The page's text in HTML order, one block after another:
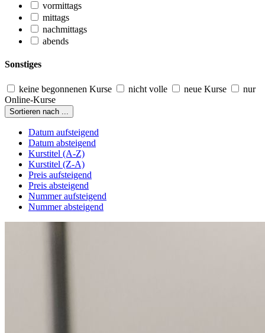
vormittags
mittags
nachmittags
abends
Sonstiges
keine begonnenen Kurse nicht volle neue Kurse
nur
Online-Kurse
Sortieren nach ...
Datum aufsteigend
Datum absteigend
Kurstitel (A-Z)
Kurstitel (Z-A)
Preis aufsteigend
Preis absteigend
Nummer aufsteigend
Nummer absteigend